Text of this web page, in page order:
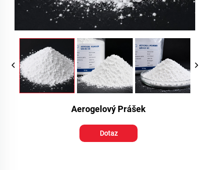
Aerogelový Prášek
Dotaz